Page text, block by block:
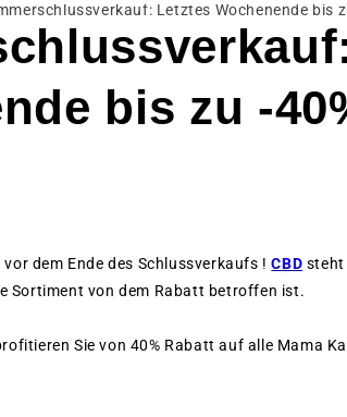
Letztes Wochenende bis
bis zu -
dem Ende des Schlussverkaufs !CBD steht
Sortiment von dem Rabatt betroffen ist.
Sie von 40% Rabatt auf alle Mama